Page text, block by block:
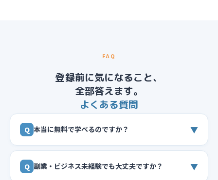
FAQ
登録前に気になること、
全部答えます。
よくある質問
Q 本当に無料で学べるのですか？ ▼
Q 副業・ビジネス未経験でも大丈夫ですか？ ▼